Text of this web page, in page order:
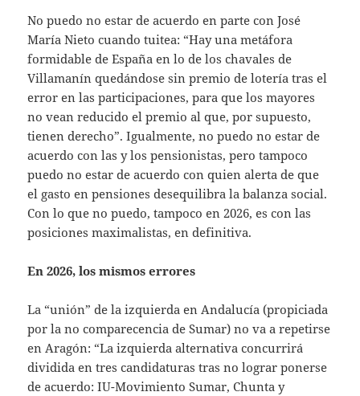
No puedo no estar de acuerdo en parte con José
María Nieto cuando tuitea: “Hay una metáfora
formidable de España en lo de los chavales de
Villamanín quedándose sin premio de lotería tras el
error en las participaciones, para que los mayores
no vean reducido el premio al que, por supuesto,
tienen derecho”. Igualmente, no puedo no estar de
acuerdo con las y los pensionistas, pero tampoco
puedo no estar de acuerdo con quien alerta de que
el gasto en pensiones desequilibra la balanza social.
Con lo que no puedo, tampoco en 2026, es con las
posiciones maximalistas, en definitiva.
En 2026, los mismos errores
La “unión” de la izquierda en Andalucía (propiciada
por la no comparecencia de Sumar) no va a repetirse
en Aragón: “La izquierda alternativa concurrirá
dividida en tres candidaturas tras no lograr ponerse
de acuerdo: IU-Movimiento Sumar, Chunta y